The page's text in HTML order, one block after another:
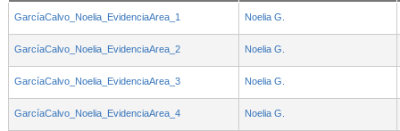
GarcíaCalvo_Noelia_EvidenciaArea_1 Noelia G.
GarcíaCalvo_Noelia_EvidenciaArea_2 Noelia G.
GarcíaCalvo_Noelia_EvidenciaArea_3 Noelia G.
GarcíaCalvo_Noelia_EvidenciaArea_4 Noelia G.